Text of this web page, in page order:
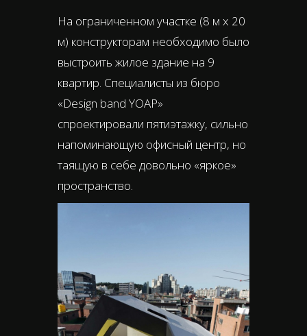
На ограниченном участке (8 м х 20
м) конструкторам необходимо было
выстроить жилое здание на 9
квартир. Специалисты из бюро
«Design band YOAP»
спроектировали пятиэтажку, сильно
напоминающую офисный центр, но
таящую в себе довольно «яркое»
пространство.